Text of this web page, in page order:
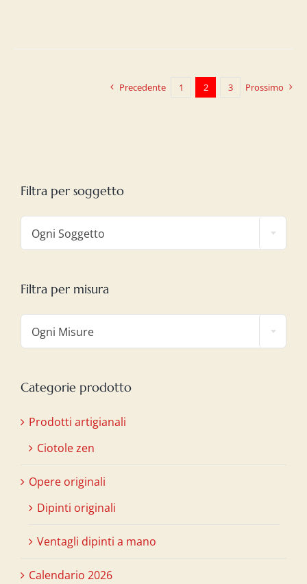
Precedente 1 2 3 Prossimo
Filtra per soggetto
Ogni Soggetto
Filtra per misura
Ogni Misure
Categorie prodotto
Prodotti artigianali
Ciotole zen
Opere originali
Dipinti originali
Ventagli dipinti a mano
Calendario 2026